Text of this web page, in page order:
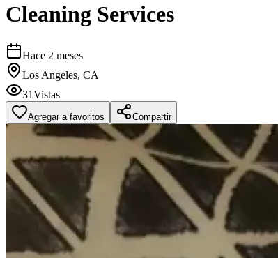
Cleaning Services
Hace 2 meses
Los Angeles, CA
31Vistas
Agregar a favoritos Compartir